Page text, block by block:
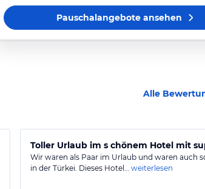
Pauschalangeboteansehen
Alle
Toller Urlaub im s chönem Hotel mit
Wir waren als Paar im Urlaub und waren auch
in der Türkei. Dieses Hotel… weiterlesen